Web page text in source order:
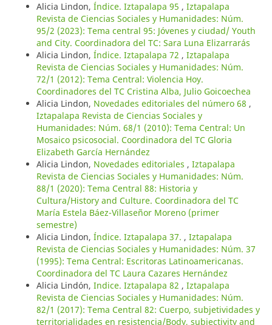
Alicia Lindon, Índice. Iztapalapa 95 , Iztapalapa
Revista de Ciencias Sociales y Humanidades: Núm.
95/2 (2023): Tema central 95: Jóvenes y ciudad/ Youth
and City. Coordinadora del TC: Sara Luna Elizarrarás
Alicia Lindon, Índice. Iztapalapa 72 , Iztapalapa
Revista de Ciencias Sociales y Humanidades: Núm.
72/1 (2012): Tema Central: Violencia Hoy.
Coordinadores del TC Cristina Alba, Julio Goicoechea
Alicia Lindon, Novedades editoriales del número 68 ,
Iztapalapa Revista de Ciencias Sociales y
Humanidades: Núm. 68/1 (2010): Tema Central: Un
Mosaico psicosocial. Coordinadora del TC Gloria
Elizabeth García Hernández
Alicia Lindon, Novedades editoriales , Iztapalapa
Revista de Ciencias Sociales y Humanidades: Núm.
88/1 (2020): Tema Central 88: Historia y
Cultura/History and Culture. Coordinadora del TC
María Estela Báez-Villaseñor Moreno (primer
semestre)
Alicia Lindon, Índice. Iztapalapa 37. , Iztapalapa
Revista de Ciencias Sociales y Humanidades: Núm. 37
(1995): Tema Central: Escritoras Latinoamericanas.
Coordinadora del TC Laura Cazares Hernández
Alicia Lindón, Indice. Iztapalapa 82 , Iztapalapa
Revista de Ciencias Sociales y Humanidades: Núm.
82/1 (2017): Tema Central 82: Cuerpo, subjetividades y
territorialidades en resistencia/Body, subjectivity and